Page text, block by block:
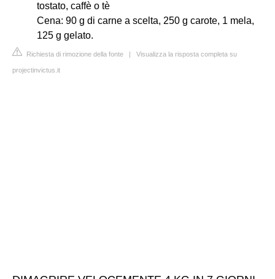
tostato, caffè o tè
Cena: 90 g di carne a scelta, 250 g carote, 1 mela,
125 g gelato.
Richiesta di rimozione della fonte | Visualizza la risposta completa su
projectinvictus.it